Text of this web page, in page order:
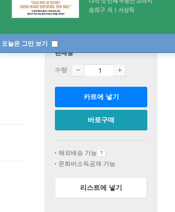
오늘은 그만 보기
판매중
수량
카트에 넣기
바로구매
해외배송 가능
문화비소득공제 가능
리스트에 넣기